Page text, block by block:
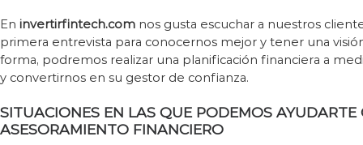
En invertirfintech.com nos gusta escuchar a nuestros
primera entrevista para conocernos mejor y tener una
forma, podremos realizar una planificación financiera a
y convertirnos en su gestor de confianza.
SITUACIONES EN LAS QUE PODEMOS AYUDARTE
ASESORAMIENTO FINANCIERO